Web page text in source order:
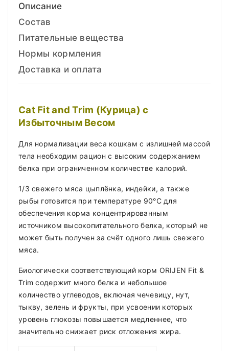
Описание
Состав
Питательные вещества
Нормы кормления
Доставка и оплата
Cat Fit and Trim (Курица) с
Избыточным Весом
Для нормализации веса кошкам с излишней массой
тела необходим рацион с высоким содержанием
белка при ограниченном количестве калорий.
1/3 свежего мяса цыплёнка, индейки, а также
рыбы готовится при температуре 90°С для
обеспечения корма концентрированным
источником высокопитательного белка, который не
может быть получен за счёт одного лишь свежего
мяса.
Биологически соответствующий корм ORIJEN Fit &
Trim содержит много белка и небольшое
количество углеводов, включая чечевицу, нут,
тыкву, зелень и фрукты, при усвоении которых
уровень глюкозы повышается медленнее, что
значительно снижает риск отложения жира.